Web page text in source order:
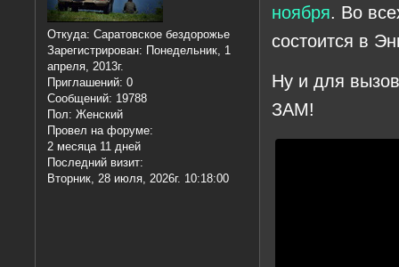
Откуда: Саратовское бездорожье
Зарегистрирован: Понедельник, 1
апреля, 2013г.
Приглашений: 0
Сообщений: 19788
Пол: Женский
Провел на форуме:
2 месяца 11 дней
Последний визит:
Вторник, 28 июля, 2026г. 10:18:00
ноября. Во
состоится в
Ну и для
ЗАМ!